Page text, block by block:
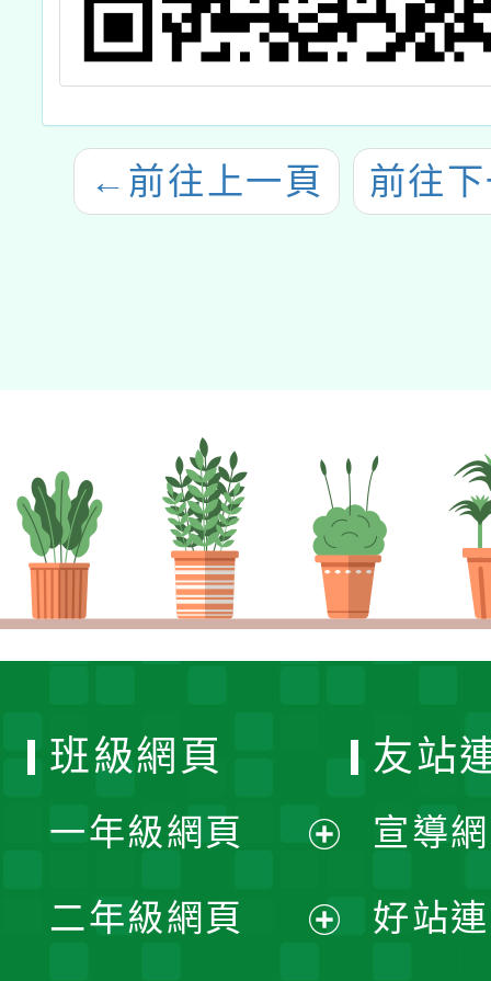
← 前往上一頁 前往
班級網頁
一年級網頁
開
二年級網頁
友站
宣導
好站